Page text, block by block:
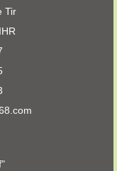
Tir